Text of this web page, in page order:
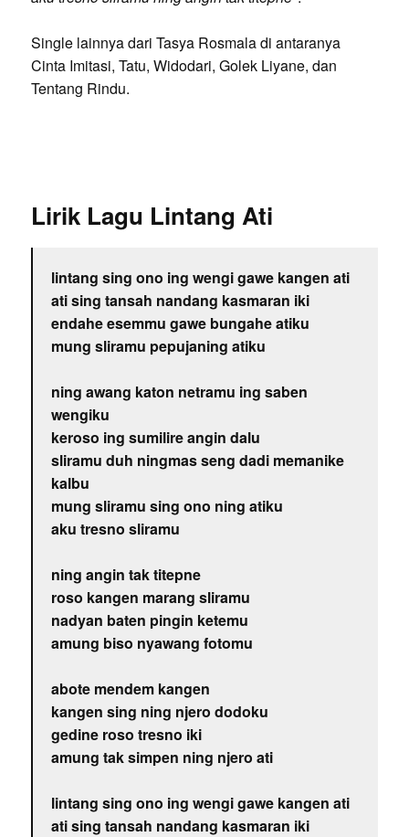
Single lainnya dari Tasya Rosmala di antaranya
Cinta Imitasi, Tatu, Widodari, Golek Liyane, dan
Tentang Rindu.
Lirik Lagu Lintang Ati
lintang sing ono ing wengi gawe kangen ati
ati sing tansah nandang kasmaran iki
endahe esemmu gawe bungahe atiku
mung sliramu pepujaning atiku
ning awang katon netramu ing saben
wengiku
keroso ing sumilire angin dalu
sliramu duh ningmas seng dadi memanike
kalbu
mung sliramu sing ono ning atiku
aku tresno sliramu
ning angin tak titepne
roso kangen marang sliramu
nadyan baten pingin ketemu
amung biso nyawang fotomu
abote mendem kangen
kangen sing ning njero dodoku
gedine roso tresno iki
amung tak simpen ning njero ati
lintang sing ono ing wengi gawe kangen ati
ati sing tansah nandang kasmaran iki